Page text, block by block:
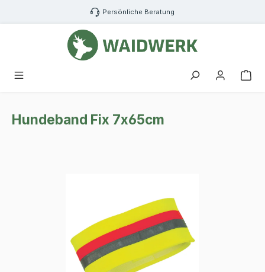
Zum Hauptinhalt springen Persönliche Beratung
Hundeband Fix 7x65cm